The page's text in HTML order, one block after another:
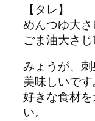
【タレ】
めんつゆ大さ
ごま油大さ
みょうが、
美味しいです
好きな食材
い。